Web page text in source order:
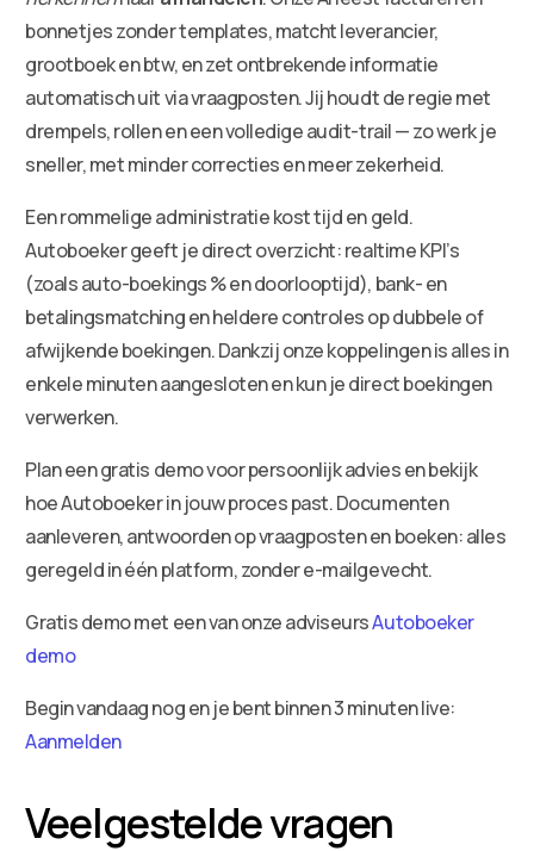
bonnetjes zonder templates, matcht leverancier,
grootboek en btw, en zet ontbrekende informatie
automatisch uit via vraagposten. Jij houdt de regie met
drempels, rollen en een volledige audit-trail — zo werk je
sneller, met minder correcties en meer zekerheid.
Een rommelige administratie kost tijd en geld.
Autoboeker geeft je direct overzicht: realtime KPI’s
(zoals auto-boekings % en doorlooptijd), bank- en
betalingsmatching en heldere controles op dubbele of
afwijkende boekingen. Dankzij onze koppelingen is alles in
enkele minuten aangesloten en kun je direct boekingen
verwerken.
Plan een gratis demo voor persoonlijk advies en bekijk
hoe Autoboeker in jouw proces past. Documenten
aanleveren, antwoorden op vraagposten en boeken: alles
geregeld in één platform, zonder e-mailgevecht.
Gratis demo met een van onze adviseursAutoboeker
demo
Begin vandaag nog en je bent binnen 3 minuten live:
Aanmelden
Veelgestelde vragen